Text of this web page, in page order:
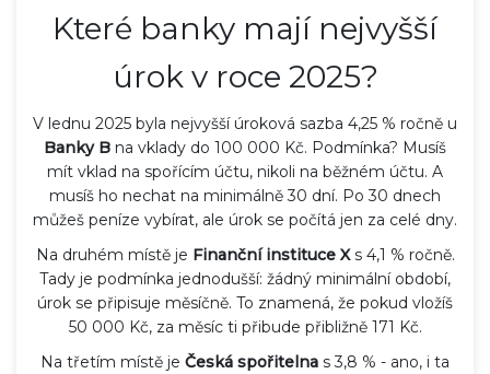
Které banky mají nejvyšší
úrok v roce 2025?
V lednu 2025 byla nejvyšší úroková sazba 4,25 % ročně u
Banky B na vklady do 100 000 Kč. Podmínka? Musíš
mít vklad na spořícím účtu, nikoli na běžném účtu. A
musíš ho nechat na minimálně 30 dní. Po 30 dnech
můžeš peníze vybírat, ale úrok se počítá jen za celé dny.
Na druhém místě je Finanční instituce Xs 4,1 % ročně.
Tady je podmínka jednodušší: žádný minimální období,
úrok se připisuje měsíčně. To znamená, že pokud vložíš
50 000 Kč, za měsíc ti přibude přibližně 171 Kč.
Na třetím místě je Česká spořitelna s 3,8 % - ano, i ta